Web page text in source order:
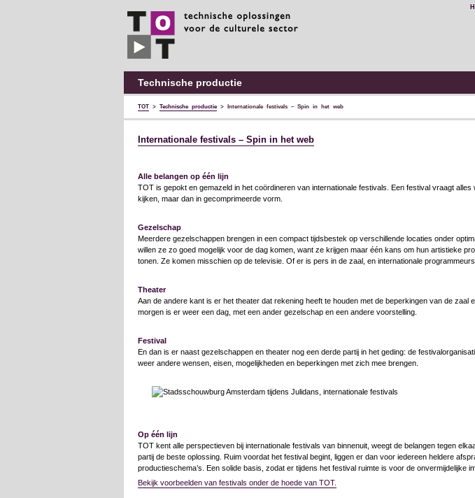
voor
culturele
sector
Technische productie
TOT > Technische productie> Internationale festivals – Spin in het web
Internationale festivals – Spin in het web
Alle belangen op één lijn
TOT is gepokt en gemazeld in het coördineren van internationale festivals. Een festival vraagt
kijken, maar dan in gecomprimeerde vorm.
Gezelschap
Meerdere gezelschappen brengen in een compact tijdsbestek op verschillende locaties onder
willen ze zo goed mogelijk voor de dag komen, want ze krijgen maar één kans om hun artistieke
tonen. Ze komen misschien op de televisie. Of er is pers in de zaal, en internationale
Theater
Aan de andere kant is er het theater dat rekening heeft te houden met de beperkingen van de zaal
morgen is er weer een dag, met een ander gezelschap en een andere voorstelling.
Festival
En dan is er naast gezelschappen en theater nog een derde partij in het geding: de
weer andere wensen, eisen, mogelijkheden en beperkingen met zich mee brengen.
Op één lijn
TOT kent alle perspectieven bij internationale festivals van binnenuit, weegt de belangen tegen
partij de beste oplossing. Ruim voordat het festival begint, liggen er dan voor iedereen heldere
productieschema’s. Een solide basis, zodat er tijdens het festival ruimte is voor de onvermijdelijke
Bekijk voorbeelden van festivals onder de hoede van TOT.